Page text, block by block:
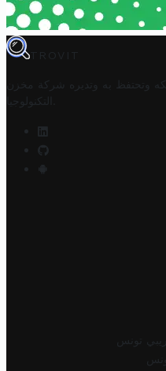
TROVIT
وتحتفظ به وتديره
شركة مخزن
التكنولوجيا
تونس